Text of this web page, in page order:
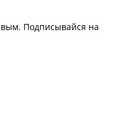
Подписывайся на